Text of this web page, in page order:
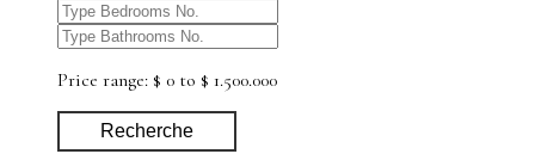
Price range: $ 0 to $ 1.500.000
Recherche